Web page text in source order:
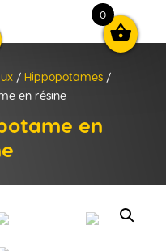

/Hippopotames /
en résine
en
0